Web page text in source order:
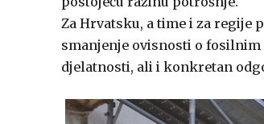
Za Hrvatsku, a time i za regije
smanjenje ovisnosti o
djelatnosti, ali i konkretan